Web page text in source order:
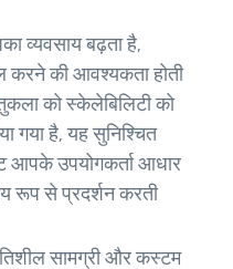
व्यवसाय बढ़ता है,
करने की आवश्यकता होती
को स्केलेबिलिटी को
गया है, यह सुनिश्चित
आपके उपयोगकर्ता आधार
रूप से प्रदर्शन करती
सामग्री और कस्टम